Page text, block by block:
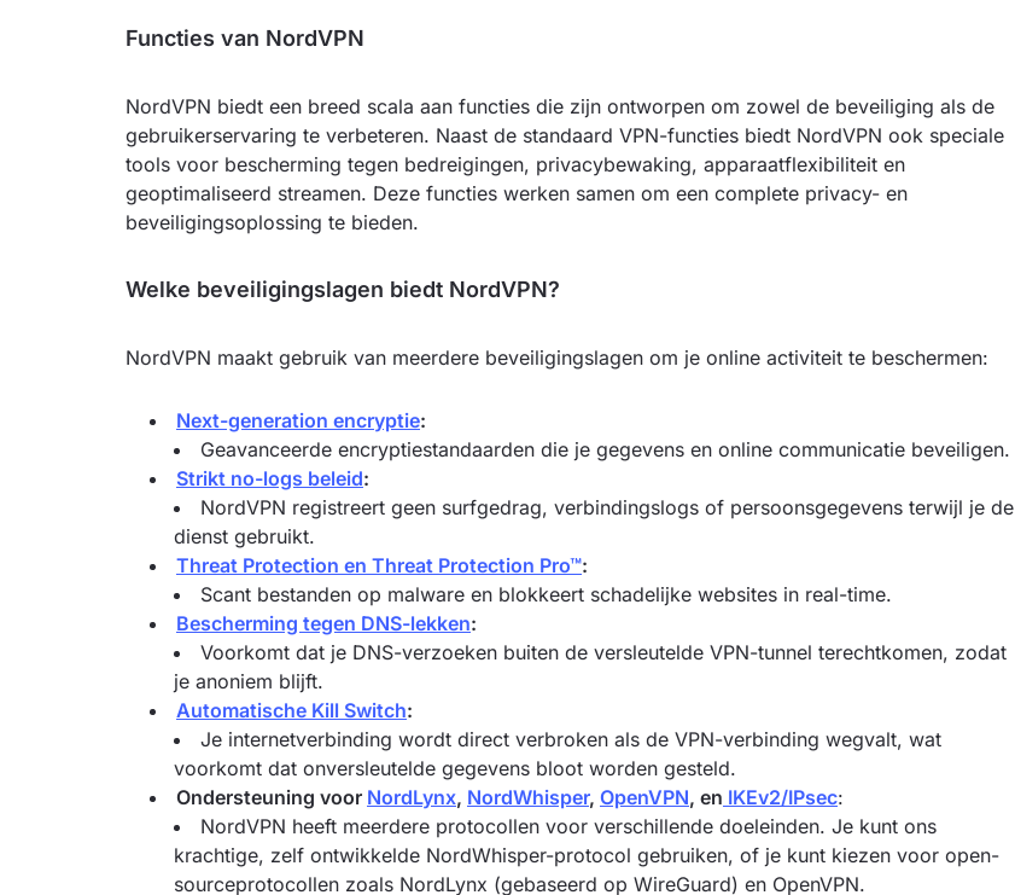
Functies van NordVPN
NordVPN biedt een breed scala aan functies die zijn ontworpen om zowel de beveiliging als de
gebruikerservaring te verbeteren. Naast de standaard VPN-functies biedt NordVPN ook speciale
tools voor bescherming tegen bedreigingen, privacybewaking, apparaatflexibiliteit en
geoptimaliseerd streamen. Deze functies werken samen om een complete privacy- en
beveiligingsoplossing te bieden.
Welke beveiligingslagen biedt NordVPN?
NordVPN maakt gebruik van meerdere beveiligingslagen om je online activiteit te beschermen:
Next-generation encryptie:
Geavanceerde encryptiestandaarden die je gegevens en online communicatie beveiligen.
Strikt no-logs beleid:
NordVPN registreert geen surfgedrag, verbindingslogs of persoonsgegevens terwijl je de
dienst gebruikt.
Threat Protection en Threat Protection Pro™:
Scant bestanden op malware en blokkeert schadelijke websites in real-time.
Bescherming tegen DNS-lekken:
Voorkomt dat je DNS-verzoeken buiten de versleutelde VPN-tunnel terechtkomen, zodat
je anoniem blijft.
Automatische Kill Switch:
Je internetverbinding wordt direct verbroken als de VPN-verbinding wegvalt, wat
voorkomt dat onversleutelde gegevens bloot worden gesteld.
Ondersteuning voor NordLynx, NordWhisper, OpenVPN, en IKEv2/IPsec:
NordVPN heeft meerdere protocollen voor verschillende doeleinden. Je kunt ons
krachtige, zelf ontwikkelde NordWhisper-protocol gebruiken, of je kunt kiezen voor open-
sourceprotocollen zoals NordLynx (gebaseerd op WireGuard) en OpenVPN.